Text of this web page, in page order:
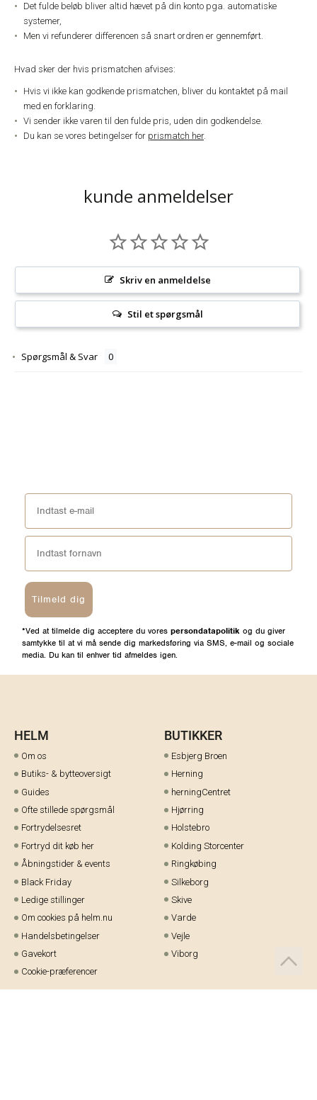
Det fulde beløb bliver altid hævet på din konto pga. automatiske
systemer,
Men vi refunderer differencen så snart ordren er gennemført.
Hvad sker der hvis prismatchen afvises:
Hvis vi ikke kan godkende prismatchen, bliver du kontaktet på mail
med en forklaring.
Vi sender ikke varen til den fulde pris, uden din godkendelse.
Du kan se vores betingelser for prismatch her.
kunde anmeldelser
Skriv en anmeldelse
Stil et spørgsmål
Spørgsmål & Svar
Tilmeld dig
*Ved at tilmelde dig acceptere du vores persondatapolitik og du giver
samtykke til at vi må sende dig markedsføring via SMS, e-mail og sociale
media. Du kan til enhver tid afmeldes igen.
HELM
Om os
Butiks- & bytteoversigt
Guides
Ofte stillede spørgsmål
Fortrydelsesret
Fortryd dit køb her
Åbningstider & events
Black Friday
Ledige stillinger
Om cookies på helm.nu
Handelsbetingelser
Gavekort
Cookie-præferencer
BUTIKKER
Esbjerg Broen
Herning
herningCentret
Hjørring
Holstebro
Kolding Storcenter
Ringkøbing
Silkeborg
Skive
Varde
Vejle
Viborg